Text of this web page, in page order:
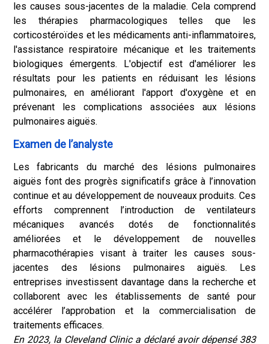
les causes sous-jacentes de la maladie. Cela comprend
les thérapies pharmacologiques telles que les
corticostéroïdes et les médicaments anti-inflammatoires,
l'assistance respiratoire mécanique et les traitements
biologiques émergents. L'objectif est d'améliorer les
résultats pour les patients en réduisant les lésions
pulmonaires, en améliorant l'apport d'oxygène et en
prévenant les complications associées aux lésions
pulmonaires aiguës.
Examen de l’analyste
Les fabricants du marché des lésions pulmonaires
aiguës font des progrès significatifs grâce à l’innovation
continue et au développement de nouveaux produits. Ces
efforts comprennent l’introduction de ventilateurs
mécaniques avancés dotés de fonctionnalités
améliorées et le développement de nouvelles
pharmacothérapies visant à traiter les causes sous-
jacentes des lésions pulmonaires aiguës. Les
entreprises investissent davantage dans la recherche et
collaborent avec les établissements de santé pour
accélérer l’approbation et la commercialisation de
traitements efficaces.
En 2023, la Cleveland Clinic a déclaré avoir dépensé 383